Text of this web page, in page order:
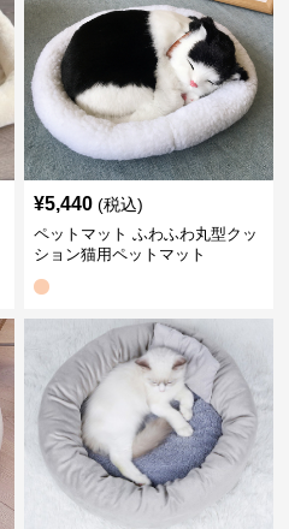
¥5,440 (税込)
ペットマット ふわふわ丸型クッ
ション猫用ペットマット